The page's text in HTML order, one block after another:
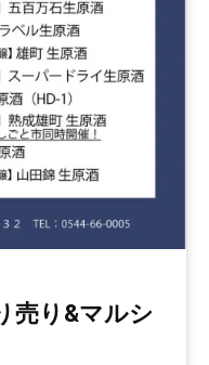
売り&マルシ